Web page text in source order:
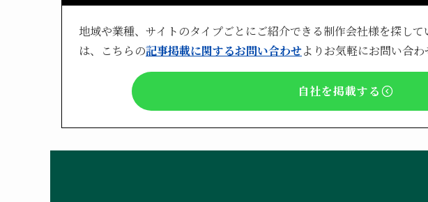
地域や業種、サイトのタイプごとにご紹介できる制作会社様を探し
は、こちらの記事掲載に関するお問い合わせよりお気軽にお問い合わ
自社を掲載する